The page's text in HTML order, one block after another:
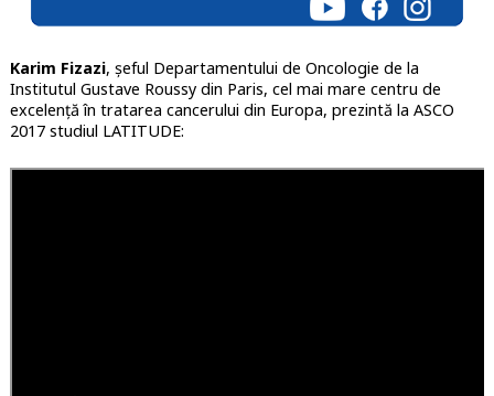
Karim Fizazi, șeful Departamentului de Oncologie de la
Institutul Gustave Roussy din Paris, cel mai mare centru de
excelență în tratarea cancerului din Europa, prezintă la ASCO
2017 studiul LATITUDE: